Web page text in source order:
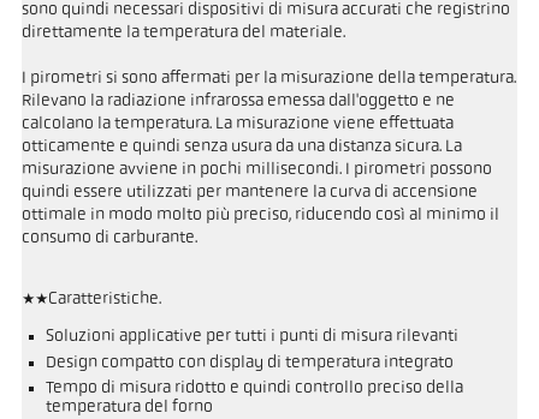
sono quindi necessari dispositivi di misura accurati che registrino
direttamente la temperatura del materiale.
I pirometri si sono affermati per la misurazione della temperatura.
Rilevano la radiazione infrarossa emessa dall'oggetto e ne
calcolano la temperatura. La misurazione viene effettuata
otticamente e quindi senza usura da una distanza sicura. La
misurazione avviene in pochi millisecondi. I pirometri possono
quindi essere utilizzati per mantenere la curva di accensione
ottimale in modo molto più preciso, riducendo così al minimo il
consumo di carburante.
**Caratteristiche.
Soluzioni applicative per tutti i punti di misura rilevanti
Design compatto con display di temperatura integrato
Tempo di misura ridotto e quindi controllo preciso della
temperatura del forno